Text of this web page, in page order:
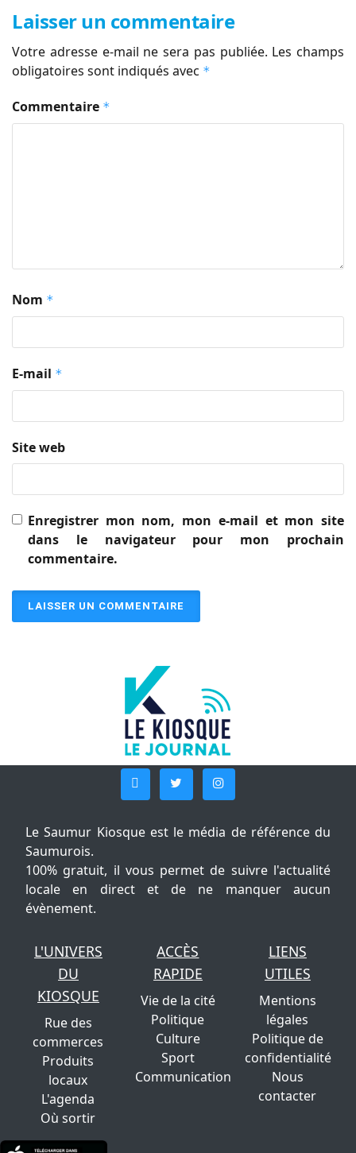
Laisser un commentaire
Votre adresse e-mail ne sera pas publiée. Les champs
obligatoires sont indiqués avec *
Commentaire *
Nom *
E-mail *
Site web
Enregistrer mon nom, mon e-mail et mon site
dans le navigateur pour mon prochain
commentaire.
Le Saumur Kiosque est le média de référence du
Saumurois.
100% gratuit, il vous permet de suivre l'actualité
locale en direct et de ne manquer aucun
évènement.
L'UNIVERS
DU
KIOSQUE
Rue des
commerces
Produits
locaux
L'agenda
Où sortir
ACCÈS
RAPIDE
Vie de la cité
Politique
Culture
Sport
Communication
LIENS
UTILES
Mentions
légales
Politique de
confidentialité
Nous
contacter